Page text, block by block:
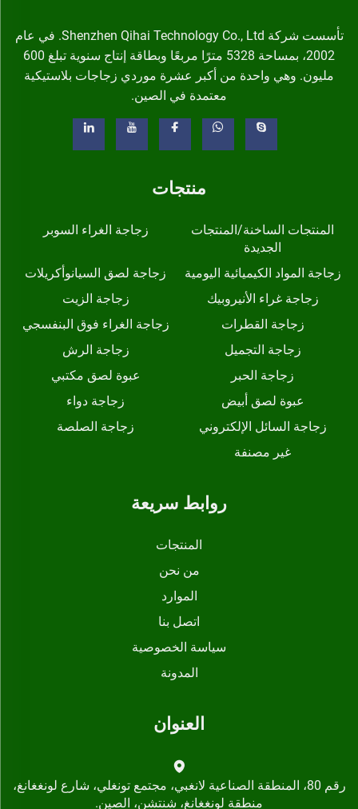
تأسست شركة Shenzhen Qihai Technology Co., Ltd. في عام
2002، بمساحة 5328 مترًا مربعًا وبطاقة إنتاج سنوية تبلغ 600
مليون. وهي واحدة من أكبر عشرة موردي زجاجات بلاستيكية
معتمدة في الصين.
منتجات
المنتجات الساخنة/المنتجات
الجديدة
زجاجة الغراء السوبر
زجاجة المواد الكيميائية اليومية
زجاجة لصق السيانوأكريلات
زجاجة غراء الأنيروبيك
زجاجة الزيت
زجاجة القطرات
زجاجة الغراء فوق البنفسجي
زجاجة التجميل
زجاجة الرش
زجاجة الحبر
عبوة لصق مكتبي
عبوة لصق أبيض
زجاجة دواء
زجاجة السائل الإلكتروني
زجاجة الصلصة
غير مصنفة
روابط سريعة
المنتجات
من نحن
الموارد
اتصل بنا
سياسة الخصوصية
المدونة
العنوان
رقم 80، المنطقة الصناعية لانغبي، مجتمع تونغلي، شارع لونغغانغ،
منطقة لونغغانغ، شنتشن، الصين.